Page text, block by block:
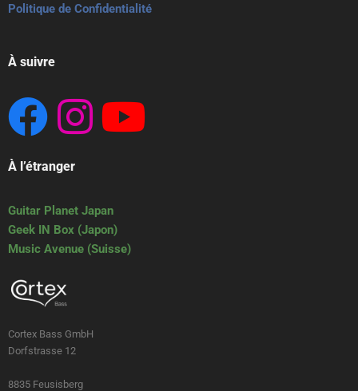
Politique de Confidentialité
À suivre
À l’étranger
Guitar Planet Japan
Geek IN Box (Japon)
Music Avenue (Suisse)
Cortex Bass GmbH
Dorfstrasse 12
8835 Feusisberg